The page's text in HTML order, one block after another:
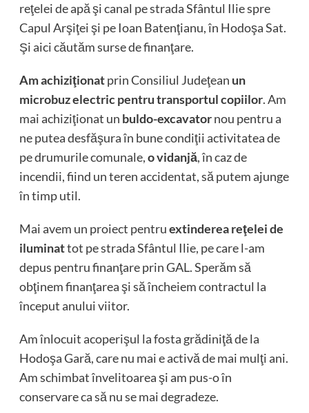
reţelei de apă şi canal pe strada Sfântul Ilie spre
Capul Arşiţei şi pe Ioan Batenţianu, în Hodoşa Sat.
Şi aici căutăm surse de finanţare.
Am achiziţionatprin Consiliul Judeţean un
microbuz electric pentru transportul copiilor. Am
mai achiziţionat un buldo-excavatornou pentru a
ne putea desfăşura în bune condiţii activitatea de
pe drumurile comunale,o vidanjă, în caz de
incendii, fiind un teren accidentat, să putem ajunge
în timp util.
Mai avem un proiect pentruextinderea reţelei de
iluminattot pe strada Sfântul Ilie, pe care l-am
depus pentru finanţare prin GAL. Sperăm să
obţinem finanţarea şi să încheiem contractul la
început anului viitor.
Am înlocuit acoperişul la fosta grădiniţă de la
Hodoşa Gară, care nu mai e activă de mai mulţi ani.
Am schimbat învelitoarea şi am pus-o în
conservare ca să nu se mai degradeze.